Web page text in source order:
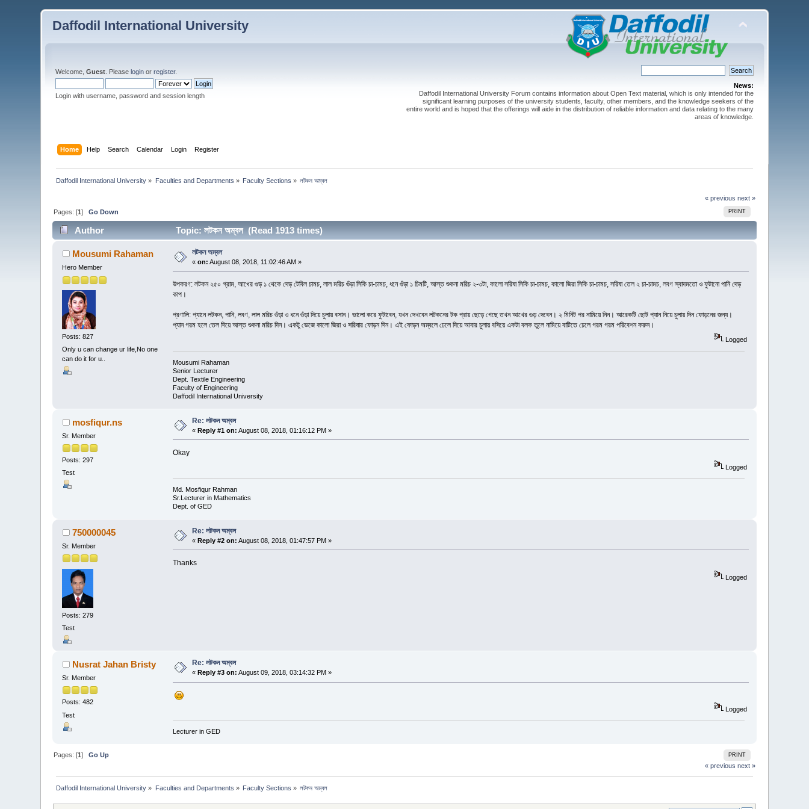
Daffodil International University
Welcome,Guest . Pleaselogin orregister.
Login with username, password and session length
News:
Daffodil International University Forum contains information about Open Text material, which is only intended for the
significant learning purposes of the university students, faculty, other members, and the knowledge seekers of the
entire world and is hoped that the offerings will aide in the distribution of reliable information and data relating to the many
areas of knowledge.
Home Help Search Calendar Login Register
Daffodil International University » Faculties and Departments » Faculty Sections » লটকন অম্বল
« previous next »
PRINT
Pages: [1]Go Down
Author Topic: লটকন অম্বল (Read 1913 times)
Mousumi Rahaman
Hero Member
Posts: 827
Only u can change ur life,No one
can do it for u..
লটকন অম্বল
«on: August 08, 2018, 11:02:46 AM »
উপকরণ: লটকন ২৫০ গ্রাম, আখের গুড় ১ থেকে দেড় টেবিল চামচ, লাল মরিচ গুঁড়া সিকি চা-চামচ, ধনে গুঁড়া ১ চিমটি, আস্ত শুকনা মরিচ ২-৩টা, কালো সরিষা সিকি চা-চামচ, কালো জিরা সিকি চা-চামচ, সরিষা তেল ২ চা-চামচ, লবণ স্বাদমতো ও ফুটানো পানি দেড়
কাপ।
প্রণালি: প্যানে লটকন, পানি, লবণ, লাল মরিচ গুঁড়া ও ধনে গুঁড়া দিয়ে চুলায় বসান। ভালো করে ফুটাবেন, যখন দেখবেন লটকনের টক প্রায় ছেড়ে গেছে তখন আখের গুড় দেবেন। ২ মিনিট পর নামিয়ে নিন। আরেকটি ছোট প্যান নিয়ে চুলায় দিন ফোড়নের জন্য।
প্যান গরম হলে তেল দিয়ে আস্ত শুকনা মরিচ দিন। একটু ভেজে কালো জিরা ও সরিষার ফোড়ন দিন। এই ফোড়ন অম্বলে ঢেলে দিয়ে আবার চুলায় বসিয়ে একটা বলক তুলে নামিয়ে বাটিতে ঢেলে গরম গরম পরিবেশন করুন।
Logged
Mousumi Rahaman
Senior Lecturer
Dept. Textile Engineering
Faculty of Engineering
Daffodil International University
mosfiqur.ns
Sr. Member
Posts: 297
Test
Re: লটকন অম্বল
«Reply #1 on: August 08, 2018, 01:16:12 PM »
Okay
Logged
Md. Mosfiqur Rahman
Sr.Lecturer in Mathematics
Dept. of GED
750000045
Sr. Member
Posts: 279
Test
Re: লটকন অম্বল
«Reply #2 on: August 08, 2018, 01:47:57 PM »
Thanks
Logged
Nusrat Jahan Bristy
Sr. Member
Posts: 482
Test
Re: লটকন অম্বল
«Reply #3 on: August 09, 2018, 03:14:32 PM »
Logged
Lecturer in GED
PRINT
Pages: [1]Go Up
« previous next »
Daffodil International University » Faculties and Departments » Faculty Sections » লটকন অম্বল